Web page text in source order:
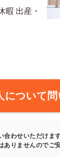
暇 出産・
について
合わせいただけます
りませんのでご